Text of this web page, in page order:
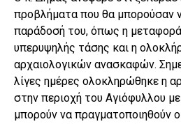
προβλήματα που θα μπορούσαν
παράδοσή του, όπως η
υπερυψηλής τάσης και η
αρχαιολογικών ανασκαφών.
λίγες ημέρες ολοκληρώθηκε η
στην περιοχή του Αγιόφυλλου
μπορούν να πραγματοποιηθούν